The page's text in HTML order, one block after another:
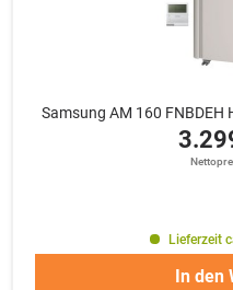
Samsung AM 160 FNBDEH
Lieferzeit
In den